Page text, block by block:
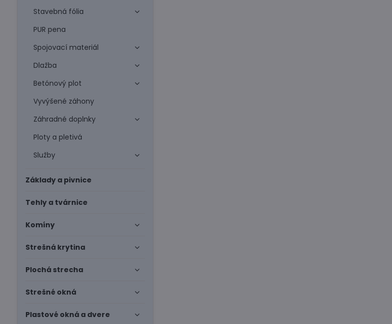
Stavebná fólia
PUR pena
Spojovací materiál
Dlažba
Betónový plot
Vyvýšené záhony
Záhradné doplnky
Ploty a pletivá
Služby
Základy a pivnice
Tehly a tvárnice
Komíny
Strešná krytina
Plochá strecha
Strešné okná
Plastové okná a dvere